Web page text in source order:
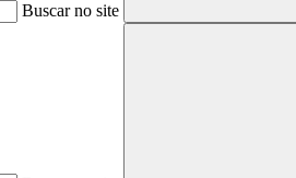
Buscar no site